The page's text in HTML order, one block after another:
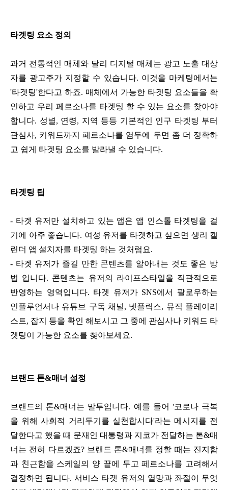
타겟팅 요소 정의
과거 전통적인 매체와 달리 디지털 매체는 광고 노출 대상
자를 광고주가 지정할 수 있습니다. 이것을 마케팅에서는
'타겟팅'한다고 하죠. 매체에서 가능한 타겟팅 요소들을 확
인하고 우리 페르소나를 타겟팅 할 수 있는 요소를 찾아야
합니다. 성별, 연령, 지역 등등 기본적인 인구 타겟팅 부터
관심사, 키워드까지 페르소나를 염두에 두면 좀 더 정확하
고 쉽게 타겟팅 요소를 발라낼 수 있습니다.
타겟팅 팁
- 타겟 유저만 설치하고 있는 앱은 앱 인스톨 타겟팅을 걸
기에 아주 좋습니다. 여성 유저를 타겟하고 싶으면 생리 캘
린더 앱 설치자를 타겟팅 하는 것처럼요.
- 타겟 유저가 즐길 만한 콘텐츠를 알아내는 것도 좋은 방
법 입니다. 콘텐츠는 유저의 라이프스타일을 직관적으로
반영하는 영역입니다. 타겟 유저가 SNS에서 팔로우하는
인플루언서나 유튜브 구독 채널, 넷플릭스, 뮤직 플레이리
스트, 잡지 등을 확인 해보시고 그 중에 관심사나 키워드 타
겟팅이 가능한 요소를 찾아보세요.
브랜드 톤&매너 설정
브랜드의 톤&매너는 말투입니다. 예를 들어 '코로나 극복
을 위해 사회적 거리두기를 실천합시다'라는 메시지를 전
달한다고 했을 때 문재인 대통령과 지코가 전달하는 톤&매
너는 전혀 다르겠죠? 브랜드 톤&매너를 정할 때는 진지함
과 친근함을 스케일의 양 끝에 두고 페르소나를 고려해서
결정하면 됩니다. 서비스 타겟 유저의 열망과 좌절이 무엇